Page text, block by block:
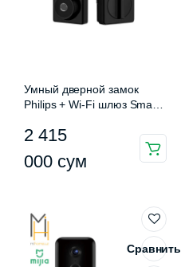
Умный дверной замок
Philips + Wi-Fi шлюз Smart
комплект не входит*)
2 415
000 сум
Сравнить